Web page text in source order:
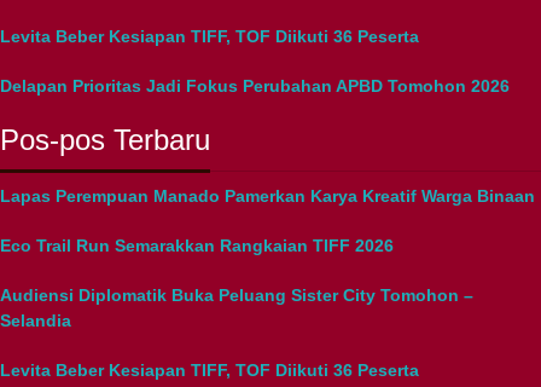
Levita Beber Kesiapan TIFF, TOF Diikuti 36 Peserta
Delapan Prioritas Jadi Fokus Perubahan APBD Tomohon 2026
Pos-pos Terbaru
Lapas Perempuan Manado Pamerkan Karya Kreatif Warga Binaan
Eco Trail Run Semarakkan Rangkaian TIFF 2026
Audiensi Diplomatik Buka Peluang Sister City Tomohon –
Selandia
Levita Beber Kesiapan TIFF, TOF Diikuti 36 Peserta